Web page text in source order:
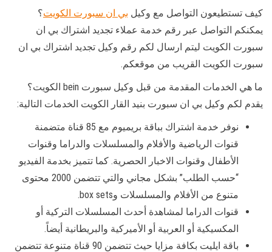
كيف تستطيعون التواصل مع وكيل بي ان سبورت الكويت؟
يمكنكم التواصل عبر رقم خدمة عملاء تجديد اشتراك بي ان
سبورت الكويت ليتم ارسال لكم رقم وكيل تجديد اشتراك بي ان
سبورت الكويت القريب من موقعكم.
ما هي الخدمات المقدمة من قبل وكيل سبورت bein الكويت؟
يقدم لكم وكيل بي ان سبورت بنيد القار الكويت الخدمات التالية:
نوفر خدمة اشتراك بباقة بريميوم مع 85 قناة متضمنة
قنوات الرياضية والأفلام والمسلسلات والدراما وقنوات
الأطفال وقنوات الاخبار الحصرية. كما تتميز بخدمة الفيديو
“حسب الطلب” بشكل مجاني والتي تتضمن 2000 محتوى
متنوع من الأفلام والمسلسلات وbox sets.
قنوات الدراما لمشاهدة أحدث المسلسلات التركية أو
المكسيكية أو العربية أو الأميركية والبريطانية أيضاً.
باقة ايليت بكافة مزايا حيث تتضمن 90 قناة متنوعة تتضمن